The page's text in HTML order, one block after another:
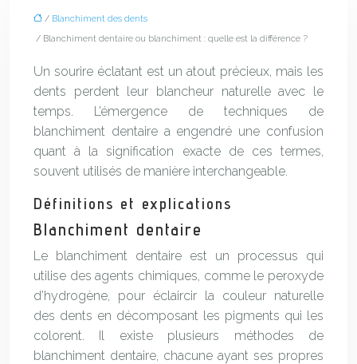
/ Blanchiment des dents
/ Blanchiment dentaire ou blanchiment : quelle est la différence ?
Un sourire éclatant est un atout précieux, mais les
dents perdent leur blancheur naturelle avec le
temps. L’émergence de techniques de
blanchiment dentaire a engendré une confusion
quant à la signification exacte de ces termes,
souvent utilisés de manière interchangeable.
Définitions et explications
Blanchiment dentaire
Le blanchiment dentaire est un processus qui
utilise des agents chimiques, comme le peroxyde
d’hydrogène, pour éclaircir la couleur naturelle
des dents en décomposant les pigments qui les
colorent. Il existe plusieurs méthodes de
blanchiment dentaire, chacune ayant ses propres